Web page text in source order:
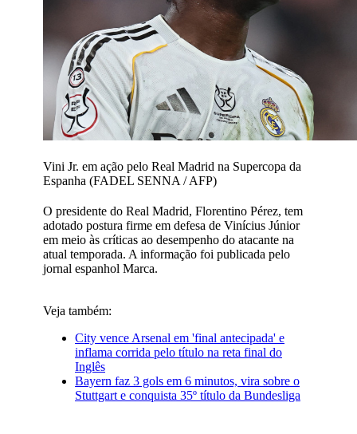
Vini Jr. em ação pelo Real Madrid na Supercopa da
Espanha (FADEL SENNA / AFP)
O presidente do Real Madrid, Florentino Pérez, tem
adotado postura firme em defesa de Vinícius Júnior
em meio às críticas ao desempenho do atacante na
atual temporada. A informação foi publicada pelo
jornal espanhol Marca.
Veja também:
City vence Arsenal em 'final antecipada' e
inflama corrida pelo título na reta final do
Inglês
Bayern faz 3 gols em 6 minutos, vira sobre o
Stuttgart e conquista 35º título da Bundesliga